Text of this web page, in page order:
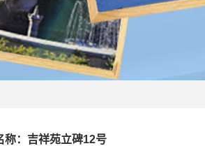
称：吉祥苑立碑12号